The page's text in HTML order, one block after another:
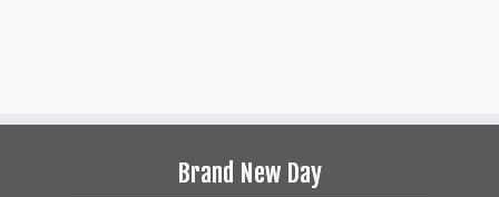
Brand New Day